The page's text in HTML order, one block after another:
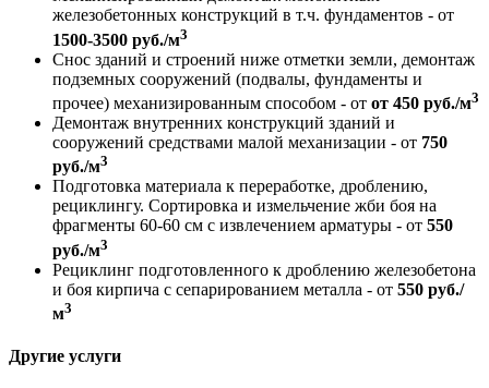
железобетонных конструкций в т.ч. фундаментов - от
1500-3500 руб./м3
Снос зданий и строений ниже отметки земли, демонтаж
подземных сооружений (подвалы, фундаменты и
прочее) механизированным способом - от от 450 руб./м3
Демонтаж внутренних конструкций зданий и
сооружений средствами малой механизации - от 750
руб./м3
Подготовка материала к переработке, дроблению,
рециклингу. Сортировка и измельчение жби боя на
фрагменты 60-60 см с извлечением арматуры - от 550
руб./м3
Рециклинг подготовленного к дроблению железобетона
и боя кирпича с сепарированием металла - от 550 руб./
м3
Другие услуги